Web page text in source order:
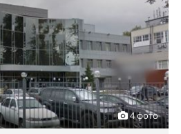
4 фото